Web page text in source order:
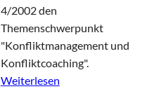
4/2002 den
Themenschwerpunkt
"Konfliktmanagement und
Konfliktcoaching".
Weiterlesen